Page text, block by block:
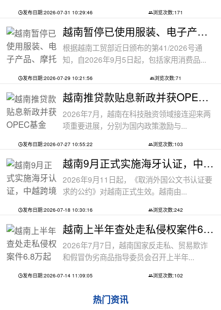
发布日期:2026-07-31 10:29:46 浏览次数:171
越南暂停已使用服装、电子产品、摩托车
根据越南工贸部近日颁布的第41/2026号通
知，自2026年9月5日起，包括家用消费品...
发布日期:2026-07-29 10:21:56 浏览次数:71
越南推贷款贴息新政并获OPEC基金5000万美
2026年7月，越南在科技融资领域接连迎来两
项重要进展，分别为国内政策激励与...
发布日期:2026-07-27 10:55:22 浏览次数:103
越南9月正式实施海牙认证，中越跨境文件
2026年9月11日起，《取消外国公文书认证要
求的公约》对越南正式生效。越南由...
发布日期:2026-07-18 10:30:16 浏览次数:242
越南上半年查处走私侵权案件6.8万起
2026年7月7日，越南国家反走私、贸易欺诈
和假冒伪劣商品指导委员会召开上半年...
发布日期:2026-07-14 11:09:05 浏览次数:102
热门资讯